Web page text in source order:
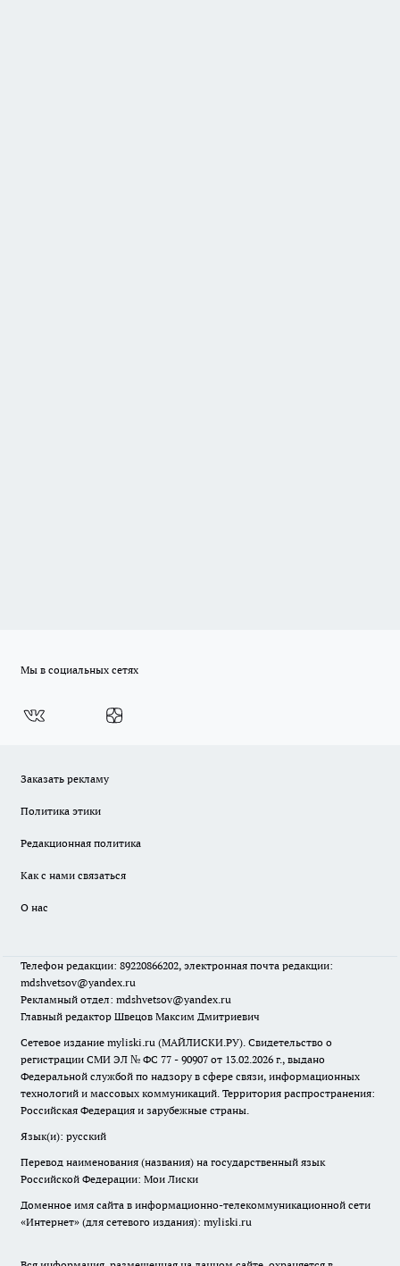
Мы в социальных сетях
Заказать рекламу
Политика этики
Редакционная политика
Как с нами связаться
О нас
Телефон редакции: 89220866202, электронная почта редакции:
mdshvetsov@yandex.ru
Рекламный отдел: mdshvetsov@yandex.ru
Главный редактор Швецов Максим Дмитриевич
Сетевое издание myliski.ru (МАЙЛИСКИ.РУ). Свидетельство о
регистрации СМИ ЭЛ № ФС 77 - 90907 от 13.02.2026 г., выдано
Федеральной службой по надзору в сфере связи, информационных
технологий и массовых коммуникаций. Территория распространения:
Российская Федерация и зарубежные страны.
Язык(и): русский
Перевод наименования (названия) на государственный язык
Российской Федерации: Мои Лиски
Доменное имя сайта в информационно-телекоммуникационной сети
«Интернет» (для сетевого издания): myliski.ru